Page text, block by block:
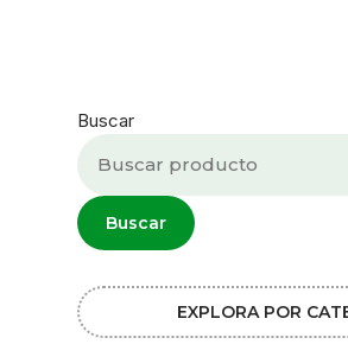
Buscar
Buscar
EXPLORA POR